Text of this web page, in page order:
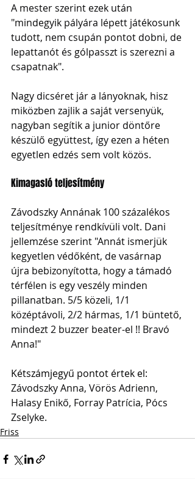
A mester szerint ezek után
"mindegyik pályára lépett játékosunk
tudott, nem csupán pontot dobni, de
lepattanót és gólpasszt is szerezni a
csapatnak".
Nagy dicséret jár a lányoknak, hisz
miközben zajlik a saját versenyük,
nagyban segítik a junior döntőre
készülő együttest, így ezen a héten
egyetlen edzés sem volt közös.
Kimagasló teljesítmény
Závodszky Annának 100 százalékos
teljesítménye rendkívüli volt. Dani
jellemzése szerint "Annát ismerjük
kegyetlen védőként, de vasárnap
újra bebizonyította, hogy a támadó
térfélen is egy veszély minden
pillanatban. 5/5 közeli, 1/1
középtávoli, 2/2 hármas, 1/1 büntető,
mindezt 2 buzzer beater-el !! Bravó
Anna!"
Kétszámjegyű pontot értek el:
Závodszky Anna, Vörös Adrienn,
Halasy Enikő, Forray Patrícia, Pócs
Zselyke.
Friss